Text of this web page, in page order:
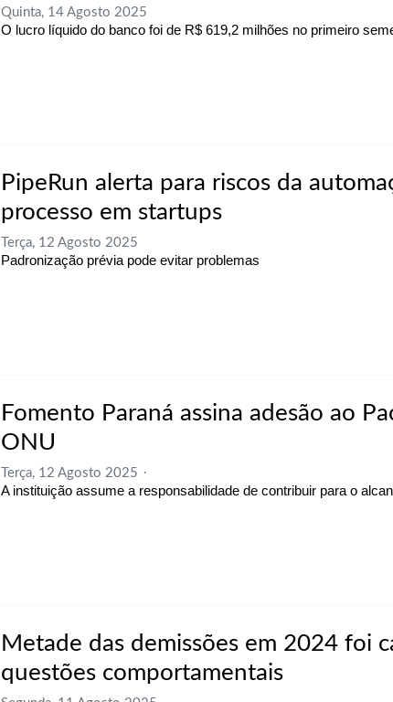
Quinta, 14 Agosto 2025
O lucro líquido do banco foi de R$ 619,2 milhões no primeiro
PipeRun alerta para riscos da
processo em startups
Terça, 12 Agosto 2025
Padronização prévia pode evitar problemas
Fomento Paraná assina adesão ao
ONU
Terça, 12 Agosto 2025
A instituição assume a responsabilidade de contribuir para o
Metade das demissões em 2024 foi
questões comportamentais